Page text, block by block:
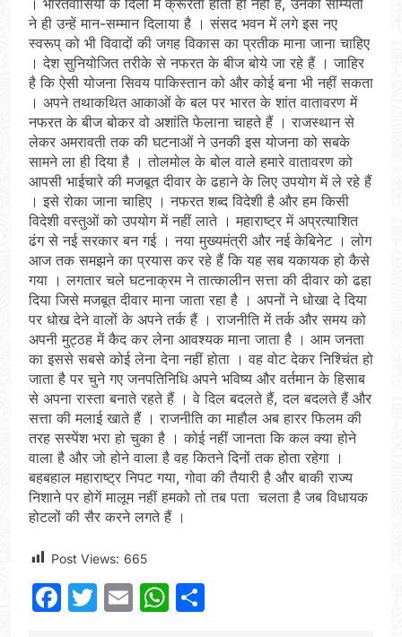
ने ही उन्हें मान-सम्मान दिलाया है । संसद भवन में लगे इस नए
स्वरूप् को भी विवादों की जगह विकास का प्रतीक माना जाना चाहिए
। देश सुनियोजित तरीके से नफरत के बीज बोये जा रहे हैं । जाहिर
है कि ऐसी योजना सिवय पाकिस्तान को और कोई बना भी नहीं सकता
। अपने तथाकथित आकाओं के बल पर भारत के शांत वातावरण में
नफरत के बीज बोकर वो अशांति फेलाना चाहते हैं । राजस्थान से
लेकर अमरावती तक की घटनाओं ने उनकी इस योजना को सबके
सामने ला ही दिया है । तोलमोल के बोल वाले हमारे वातावरण को
आपसी भाईचारे की मजबूत दीवार के ढहाने के लिए उपयोग में ले रहे हैं
। इसे रोका जाना चाहिए । नफरत शब्द विदेशी है और हम किसी
विदेशी वस्तुओं को उपयोग में नहीं लाते । महाराष्ट्र में अप्रत्याशित
ढंग से नई सरकार बन गई । नया मुख्यमंत्री और नई केबिनेट । लोग
आज तक समझने का प्रयास कर रहे हैं कि यह सब यकायक हो कैसे
गया । लगतार चले घटनाक्रम ने तात्कालीन सत्ता की दीवार को ढहा
दिया जिसे मजबूत दीवार माना जाता रहा है । अपनों ने धोखा दे दिया
पर धोख देने वालों के अपने तर्क हैं । राजनीति में तर्क और समय को
अपनी मुट्ठह में कैद कर लेना आवश्यक माना जाता है । आम जनता
का इससे सबसे कोई लेना देना नहीं होता । वह वोट देकर निश्चिंत हो
जाता है पर चुने गए जनपतिनिधि अपने भविष्य और वर्तमान के हिसाब
से अपना रास्ता बनाते रहते हैं । वे दिल बदलते हैं, दल बदलते हैं और
सत्ता की मलाई खाते हैं । राजनीति का माहौल अब हारर फिलम की
तरह सस्पेंश भरा हो चुका है । कोई नहीं जानता कि कल क्या होने
वाला है और जो होने वाला है वह कितने दिनों तक होता रहेगा ।
बहबहाल महाराष्ट्र निपट गया, गोवा की तैयारी है और बाकी राज्य
निशाने पर होगें मालूम नहीं हमको तो तब पता चलता है जब विधायक
होटलों की सैर करने लगते हैं ।
Post Views: 665
Facebook
Twitter
EmailWhatsApp